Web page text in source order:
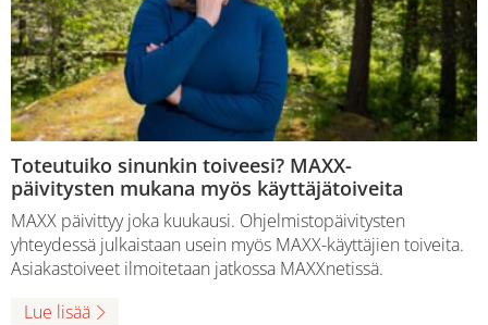
Toteutuiko sinunkin toiveesi? MAXX-
päivitysten mukana myös käyttäjätoiveita
MAXX päivittyy joka kuukausi. Ohjelmistopäivitysten
yhteydessä julkaistaan usein myös MAXX-käyttäjien toiveita.
Asiakastoiveet ilmoitetaan jatkossa MAXXnetissä.
Lue lisää